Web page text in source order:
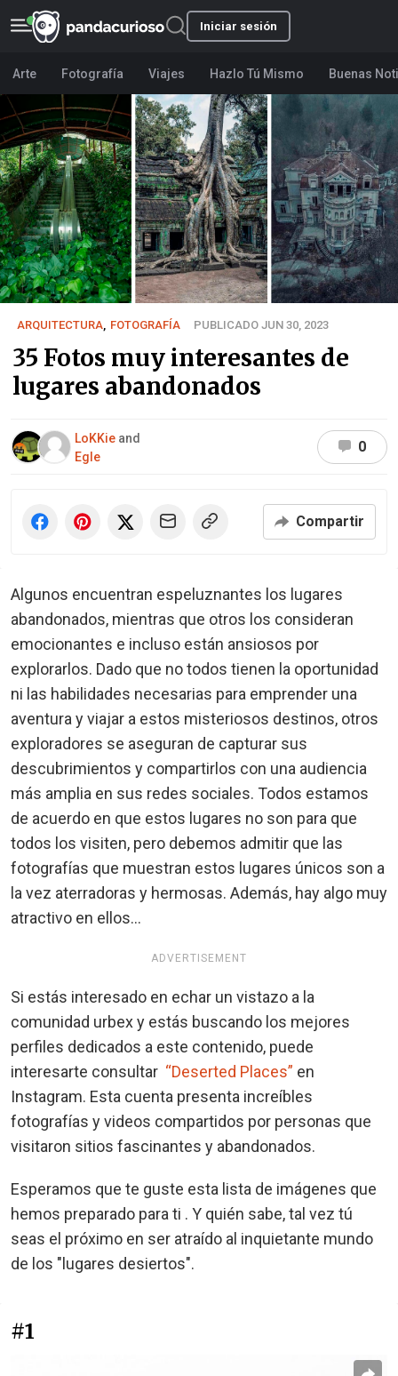
Iniciar sesión
Arte Fotografía Viajes Hazlo Tú Mismo Buenas
ARQUITECTURA, FOTOGRAFÍA PUBLICADO JUN 30, 2023
35 Fotos muy interesantes de
lugares abandonados
LoKKie and
Egle
0
Compartir
Algunos encuentran espeluznantes los lugares
abandonados, mientras que otros los consideran
emocionantes e incluso están ansiosos por
explorarlos. Dado que no todos tienen la oportunidad
ni las habilidades necesarias para emprender una
aventura y viajar a estos misteriosos destinos, otros
exploradores se aseguran de capturar sus
descubrimientos y compartirlos con una audiencia
más amplia en sus redes sociales. Todos estamos
de acuerdo en que estos lugares no son para que
todos los visiten, pero debemos admitir que las
fotografías que muestran estos lugares únicos son a
la vez aterradoras y hermosas. Además, hay algo muy
atractivo en ellos...
ADVERTISEMENT
Si estás interesado en echar un vistazo a la
comunidad urbex y estás buscando los mejores
perfiles dedicados a este contenido, puede
interesarte consultar “Deserted Places” en
Instagram. Esta cuenta presenta increíbles
fotografías y videos compartidos por personas que
visitaron sitios fascinantes y abandonados.
Esperamos que te guste esta lista de imágenes que
hemos preparado para ti . Y quién sabe, tal vez tú
seas el próximo en ser atraído al inquietante mundo
de los "lugares desiertos".
#1